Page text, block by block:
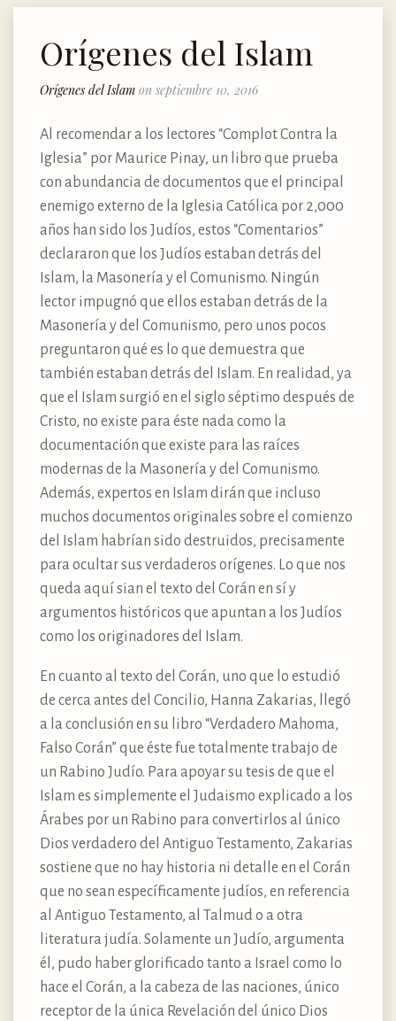
Orígenes del Islam
Orígenes del Islam on septiembre 10, 2016
Al recomendar a los lectores “Complot Contra la
Iglesia” por Maurice Pinay, un libro que prueba
con abundancia de documentos que el principal
enemigo externo de la Iglesia Católica por 2,000
años han sido los Judíos, estos “Comentarios”
declararon que los Judíos estaban detrás del
Islam, la Masonería y el Comunismo. Ningún
lector impugnó que ellos estaban detrás de la
Masonería y del Comunismo, pero unos pocos
preguntaron qué es lo que demuestra que
también estaban detrás del Islam. En realidad, ya
que el Islam surgió en el siglo séptimo después de
Cristo, no existe para éste nada como la
documentación que existe para las raíces
modernas de la Masonería y del Comunismo.
Además, expertos en Islam dirán que incluso
muchos documentos originales sobre el comienzo
del Islam habrían sido destruidos, precisamente
para ocultar sus verdaderos orígenes. Lo que nos
queda aquí sian el texto del Corán en sí y
argumentos históricos que apuntan a los Judíos
como los originadores del Islam.
En cuanto al texto del Corán, uno que lo estudió
de cerca antes del Concilio, Hanna Zakarias, llegó
a la conclusión en su libro “Verdadero Mahoma,
Falso Corán” que éste fue totalmente trabajo de
un Rabino Judío. Para apoyar su tesis de que el
Islam es simplemente el Judaismo explicado a los
Árabes por un Rabino para convertirlos al único
Dios verdadero del Antiguo Testamento, Zakarias
sostiene que no hay historia ni detalle en el Corán
que no sean específicamente judíos, en referencia
al Antiguo Testamento, al Talmud o a otra
literatura judía. Solamente un Judío, argumenta
él, pudo haber glorificado tanto a Israel como lo
hace el Corán, a la cabeza de las naciones, único
receptor de la única Revelación del único Dios